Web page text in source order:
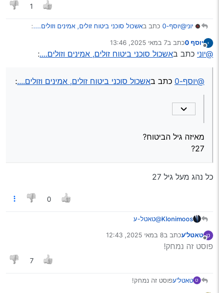
1
יוני@יוסף-0 כתב באשכול סוכני ביטוח זולים, אמינים וזולים....:
יש סוכנות בשם תפארת ביטוח
עם עבר ביטוחי יצא לי חובה - 184227?
יוסף 0 כתב ב7 במאי 2025, 13:46
נערך לאחרונה על ידי
@יוני כתב באשכול סוכני ביטוח זולים, אמינים וזולים....:
@יוסף-0 כתב באשכול סוכני ביטוח זולים, אמינים וזולים....:
מאיזה גיל הביטוח?
27?
כל נהג מעל גיל 27
0
Klonimoos@טאטל-ע
שלך, אולי היא תלמד להתנהג קצת יותר יפה…
ט טאטל'עכתב ב8 במאי 2025, 12:43
נערך לאחרונה על ידי
פוסט זה נמחק!
7
ט טאטל'עפוסט זה נמחק!